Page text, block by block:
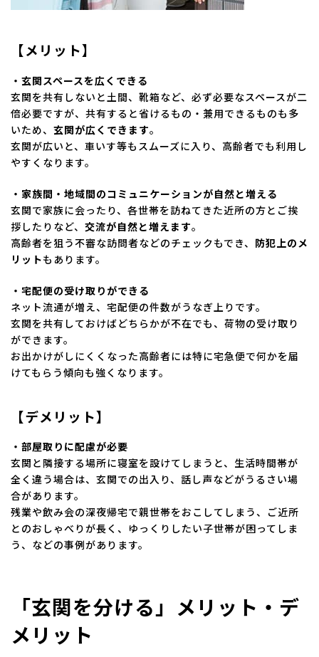
【メリット】
・玄関スペースを広くできる
玄関を共有しないと土間、靴箱など、必ず必要なスペースが二
倍必要ですが、共有すると省けるもの・兼用できるものも多
いため、 玄関が広くできます。
玄関が広いと、車いす等もスムーズに入り、高齢者でも利用し
やすくなります。
・家族間・地域間のコミュニケーションが自然と増える
玄関で家族に会ったり、各世帯を訪ねてきた近所の方とご挨
拶したりなど、 交流が自然と増えます。
高齢者を狙う不審な訪問者などのチェックもでき、 防犯上のメ
リットもあります。
・宅配便の受け取りができる
ネット流通が増え、宅配便の件数がうなぎ上りです。
玄関を共有しておけばどちらかが不在でも、荷物の受け取り
ができます。
お出かけがしにくくなった高齢者には特に宅急便で何かを届
けてもらう傾向も強くなります。
【デメリット】
・部屋取りに配慮が必要
玄関と隣接する場所に寝室を設けてしまうと、生活時間帯が
全く違う場合は、玄関での出入り、話し声などがうるさい場
合があります。
残業や飲み会の深夜帰宅で親世帯をおこしてしまう、ご近所
とのおしゃべりが長く、ゆっくりしたい子世帯が困ってしま
う、などの事例があります。
「玄関を分ける」メリット・デ
メリット